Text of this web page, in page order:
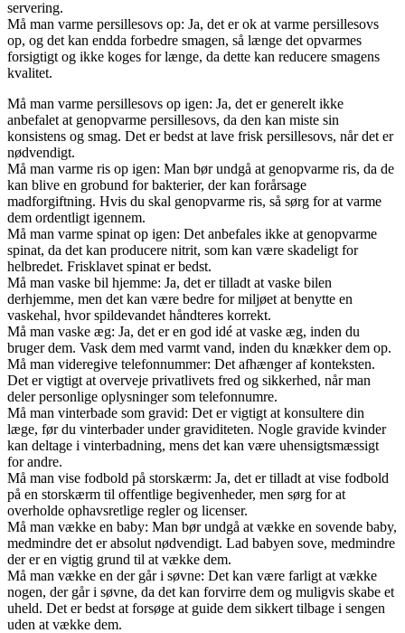
servering.
Må man varme persillesovs op: Ja, det er ok at varme persillesovs
op, og det kan endda forbedre smagen, så længe det opvarmes
forsigtigt og ikke koges for længe, da dette kan reducere smagens
kvalitet.
Må man varme persillesovs op igen: Ja, det er generelt ikke
anbefalet at genopvarme persillesovs, da den kan miste sin
konsistens og smag. Det er bedst at lave frisk persillesovs, når det er
nødvendigt.
Må man varme ris op igen: Man bør undgå at genopvarme ris, da de
kan blive en grobund for bakterier, der kan forårsage
madforgiftning. Hvis du skal genopvarme ris, så sørg for at varme
dem ordentligt igennem.
Må man varme spinat op igen: Det anbefales ikke at genopvarme
spinat, da det kan producere nitrit, som kan være skadeligt for
helbredet. Frisklavet spinat er bedst.
Må man vaske bil hjemme: Ja, det er tilladt at vaske bilen
derhjemme, men det kan være bedre for miljøet at benytte en
vaskehal, hvor spildevandet håndteres korrekt.
Må man vaske æg: Ja, det er en god idé at vaske æg, inden du
bruger dem. Vask dem med varmt vand, inden du knækker dem op.
Må man videregive telefonnummer: Det afhænger af konteksten.
Det er vigtigt at overveje privatlivets fred og sikkerhed, når man
deler personlige oplysninger som telefonnumre.
Må man vinterbade som gravid: Det er vigtigt at konsultere din
læge, før du vinterbader under graviditeten. Nogle gravide kvinder
kan deltage i vinterbadning, mens det kan være uhensigtsmæssigt
for andre.
Må man vise fodbold på storskærm: Ja, det er tilladt at vise fodbold
på en storskærm til offentlige begivenheder, men sørg for at
overholde ophavsretlige regler og licenser.
Må man vække en baby: Man bør undgå at vække en sovende baby,
medmindre det er absolut nødvendigt. Lad babyen sove, medmindre
der er en vigtig grund til at vække dem.
Må man vække en der går i søvne: Det kan være farligt at vække
nogen, der går i søvne, da det kan forvirre dem og muligvis skabe et
uheld. Det er bedst at forsøge at guide dem sikkert tilbage i sengen
uden at vække dem.